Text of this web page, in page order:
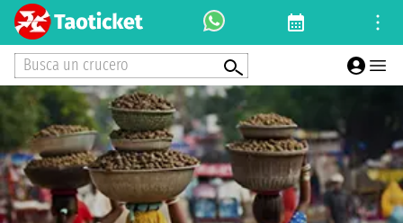
Busca un crucero